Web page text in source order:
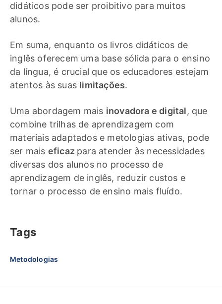
didáticos pode ser proibitivo para muitos
alunos.
Em suma, enquanto os livros didáticos de
inglês oferecem uma base sólida para o ensino
da língua, é crucial que os educadores estejam
atentos às suas limitações.
Uma abordagem mais inovadora e digital, que
combine trilhas de aprendizagem com
materiais adaptados e metologias ativas, pode
ser mais eficaz para atender às necessidades
diversas dos alunos no processo de
aprendizagem de inglês, reduzir custos e
tornar o processo de ensino mais fluído.
Tags
Metodologias